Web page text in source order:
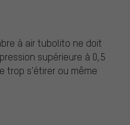
à air tubolito ne doit
supérieure à 0,5
trop s'étirer ou même